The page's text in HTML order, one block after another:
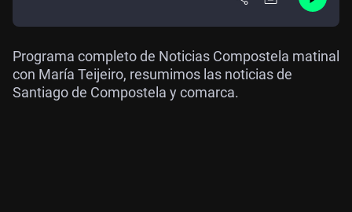
Programa completo de Noticias Compostela matinal
con María Teijeiro, resumimos las noticias de
Santiago de Compostela y comarca.